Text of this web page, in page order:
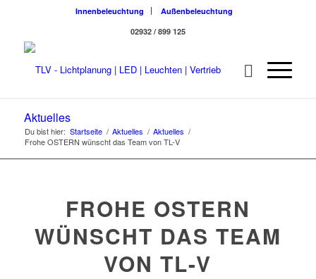
Innenbeleuchtung
Außenbeleuchtung
02932 / 899 125
Aktuelles
Du bist hier: Startseite / Aktuelles / Aktuelles /
Frohe OSTERN wünscht das Team von TL-V
FROHE OSTERN
WÜNSCHT DAS TEAM
VON TL-V